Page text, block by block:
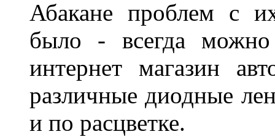
Абакане проблем с
было - всегда
интернет магазин
различные диодные
и по расцветке.